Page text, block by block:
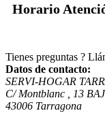
Horario
Tienes preguntas ?
Datos de contacto:
SERVI-HOGAR
C/ Montblanc , 13
43006 Tarragona